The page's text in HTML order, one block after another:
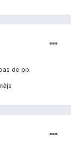
de pb.